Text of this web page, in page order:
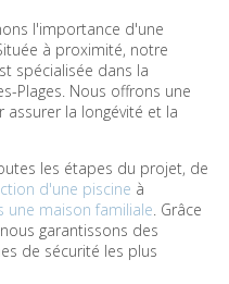
l'importance d'une
à proximité, notre
spécialisée dans la
Plages. Nous offrons une
la longévité et la
les étapes du projet, de
d'une piscine à
maison familiale. Grâce
garantissons des
de sécurité les plus